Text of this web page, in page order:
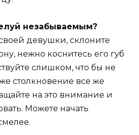
незабываемым?
своей девушки, склоните
нежно коснитесь его губ
слишком, что бы не
столкновение все же
на это внимание и
Можете начать